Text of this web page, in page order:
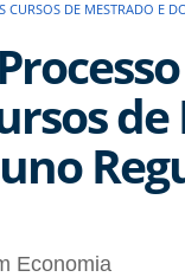
CURSOS DE MESTRADO E
Economia